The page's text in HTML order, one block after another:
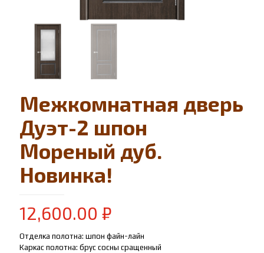
Межкомнатная дверь
Дуэт-2 шпон
Мореный дуб.
Новинка!
12,600.00 ₽
Отделка полотна: шпон файн-лайн
Каркас полотна: брус сосны сращенный